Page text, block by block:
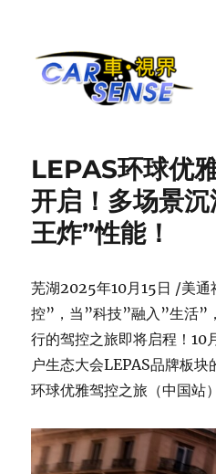
LEPAS环球优
开启！多场景
王炸”性能！
芜湖2025年10月15日 /美通
控”，当”科技”融入”生活”
行的驾控之旅即将启程！10
户生态大会LEPAS品牌板
环球优雅驾控之旅（中国站